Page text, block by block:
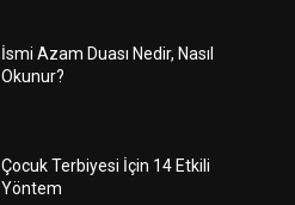
İsmi Azam Duası Nedir, Nasıl
Okunur?
Çocuk Terbiyesi İçin 14 Etkili
Yöntem